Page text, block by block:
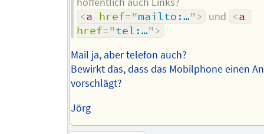
<a href="mailto:…"> und <a
href="tel:…">
Mail ja, aber telefon auch?
Bewirkt das, dass das Mobilphone einen
vorschlägt?
Jörg